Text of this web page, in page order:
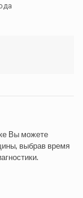
Вы можете
выбрав время